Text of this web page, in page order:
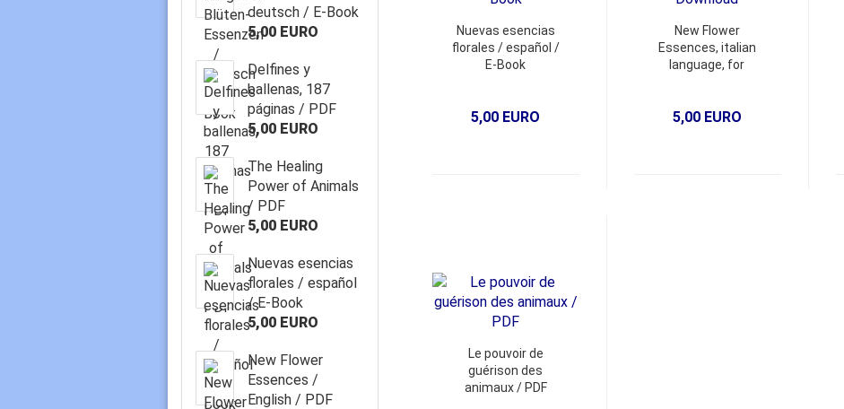
Nuevas esencias
florales / español /
E-Book
5,00 EURO
New Flower
Essences, italian
language, for
5,00 EURO
Le pouvoir de
guérison des
animaux / PDF
deutsch / E-Book
5,00 EURO
Delfines y
ballenas, 187
páginas / PDF
5,00 EURO
The Healing
Power of Animals
/ PDF
5,00 EURO
Nuevas esencias
florales / español
/ E-Book
5,00 EURO
New Flower
Essences /
English / PDF